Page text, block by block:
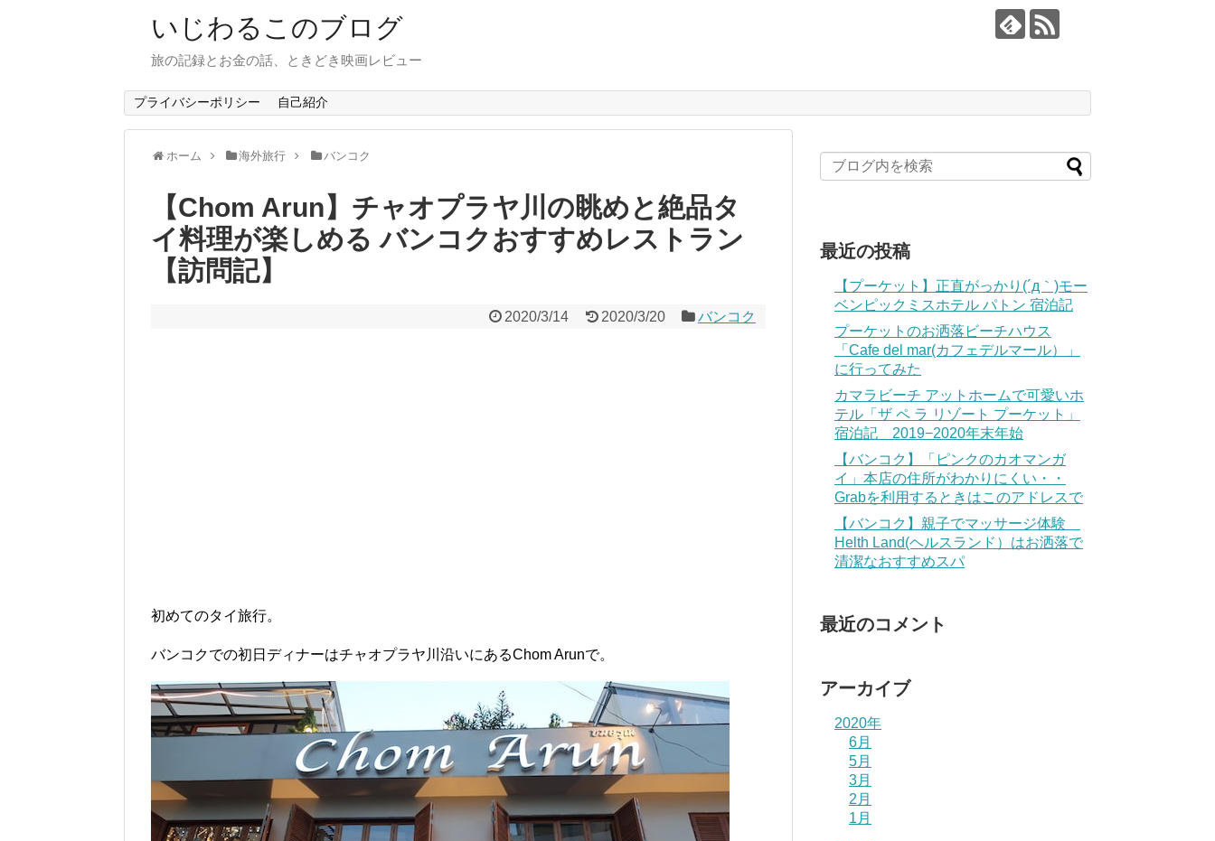
いじわるこのブログ
旅の記録とお金の話、ときどき映画レビュー
プライバシーポリシー 自己紹介
ホーム 海外旅行 バンコク
【Chom Arun】チャオプラヤ川の眺めと絶品タ
イ料理が楽しめる バンコクおすすめレストラン
【訪問記】
2020/3/14 2020/3/20 バンコク
初めてのタイ旅行。
バンコクでの初日ディナーはチャオプラヤ川沿いにあるChom Arunで。
最近の投稿
【プーケット】正直がっかり(´д｀)モー
ベンピックミスホテル パトン 宿泊記
プーケットのお洒落ビーチハウス
「Cafe del mar(カフェデルマール）」
に行ってみた
カマラビーチ アットホームで可愛いホ
テル「ザ ペ ラ リゾート プーケット」
宿泊記 2019−2020年末年始
【バンコク】「ピンクのカオマンガ
イ」本店の住所がわかりにくい・・
Grabを利用するときはこのアドレスで
【バンコク】親子でマッサージ体験
Helth Land(ヘルスランド）はお洒落で
清潔なおすすめスパ
最近のコメント
アーカイブ
2020年
6月
5月
3月
2月
1月